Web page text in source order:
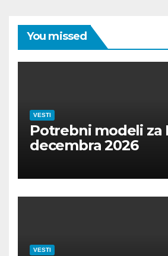
You missed
VESTI
Potrebni modeli za
decembra 2026
VESTI